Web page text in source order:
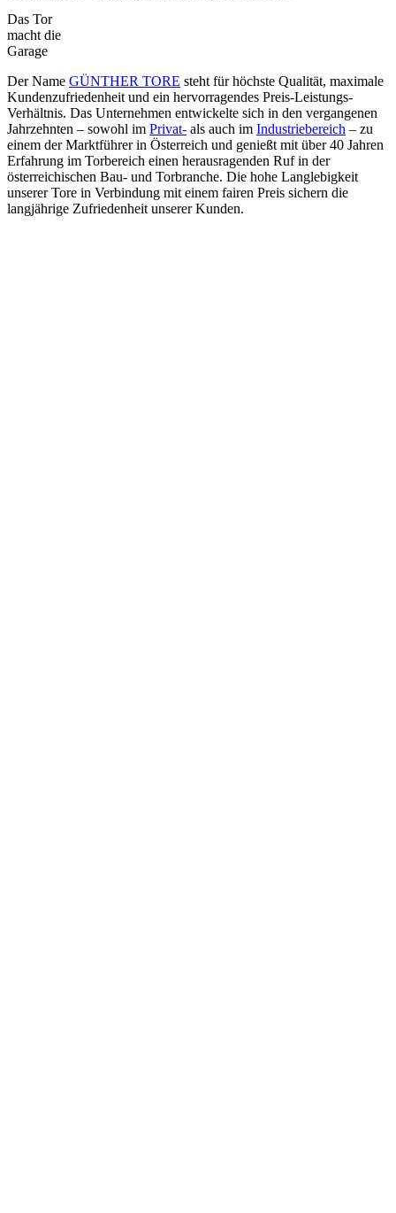
Das Tor
macht die
Garage
Der Name GÜNTHER TORE steht für höchste Qualität, maximale
Kundenzufriedenheit und ein hervorragendes Preis-Leistungs-
Verhältnis. Das Unternehmen entwickelte sich in den vergangenen
Jahrzehnten – sowohl im Privat- als auch im Industriebereich – zu
einem der Marktführer in Österreich und genießt mit über 40 Jahren
Erfahrung im Torbereich einen herausragenden Ruf in der
österreichischen Bau- und Torbranche. Die hohe Langlebigkeit
unserer Tore in Verbindung mit einem fairen Preis sichern die
langjährige Zufriedenheit unserer Kunden.